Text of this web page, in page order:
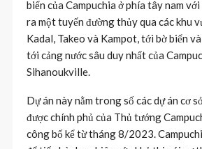
biển của Campuchia ở phía tây nam
ra một tuyến đường thủy qua các khu
Kadal, Takeo và Kampot, tới bờ biển
tới cảng nước sâu duy nhất của
Sihanoukville.
Dự án này nằm trong số các dự án cơ
được chính phủ của Thủ tướng
công bố kể từ tháng 8/2023.